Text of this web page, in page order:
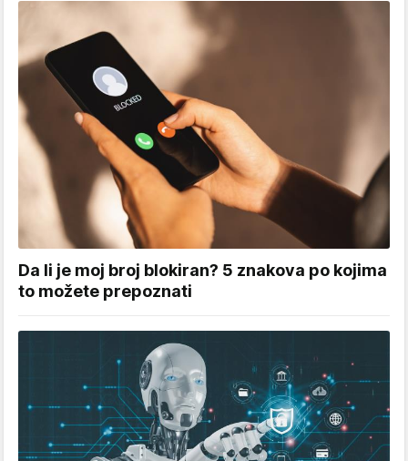
Da li je moj broj blokiran? 5 znakova po kojima
to možete prepoznati